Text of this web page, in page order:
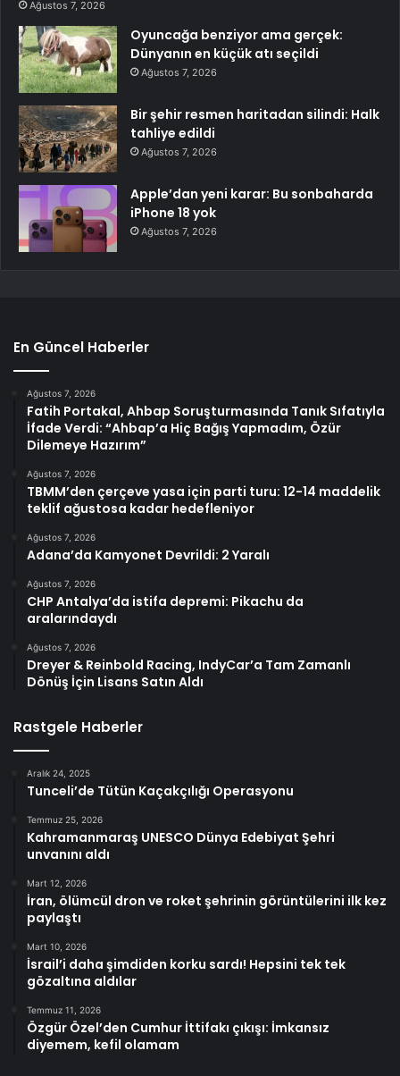
Ağustos 7, 2026
Oyuncağa benziyor ama gerçek:
Dünyanın en küçük atı seçildi
Ağustos 7, 2026
Bir şehir resmen haritadan silindi: Halk
tahliye edildi
Ağustos 7, 2026
Apple’dan yeni karar: Bu sonbaharda
iPhone 18 yok
Ağustos 7, 2026
En Güncel Haberler
Ağustos 7, 2026
Fatih Portakal, Ahbap Soruşturmasında Tanık Sıfatıyla
İfade Verdi: “Ahbap’a Hiç Bağış Yapmadım, Özür
Dilemeye Hazırım”
Ağustos 7, 2026
TBMM’den çerçeve yasa için parti turu: 12-14 maddelik
teklif ağustosa kadar hedefleniyor
Ağustos 7, 2026
Adana’da Kamyonet Devrildi: 2 Yaralı
Ağustos 7, 2026
CHP Antalya’da istifa depremi: Pikachu da
aralarındaydı
Ağustos 7, 2026
Dreyer & Reinbold Racing, IndyCar’a Tam Zamanlı
Dönüş İçin Lisans Satın Aldı
Rastgele Haberler
Aralık 24, 2025
Tunceli’de Tütün Kaçakçılığı Operasyonu
Temmuz 25, 2026
Kahramanmaraş UNESCO Dünya Edebiyat Şehri
unvanını aldı
Mart 12, 2026
İran, ölümcül dron ve roket şehrinin görüntülerini ilk kez
paylaştı
Mart 10, 2026
İsrail’i daha şimdiden korku sardı! Hepsini tek tek
gözaltına aldılar
Temmuz 11, 2026
Özgür Özel’den Cumhur İttifakı çıkışı: İmkansız
diyemem, kefil olamam